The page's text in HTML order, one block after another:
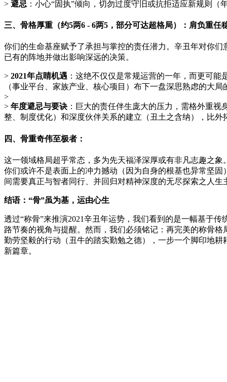
> 避忌 ：小心“固执”倾向，切勿过度守旧或抗拒适应新规则
三、骨格厚重（约5两6 - 6两5，部分可达超格局）：肩负重任
你们的生命基座赋予了承担与掌控的责任潜力。辛丑年对你们
已有的阵地并做出影响深远的决策。
> 2021年点睛机遇 ：这绝不仅仅是常规运营的一年，而更可能
（事业平台、家族产业、核心项目）布下一盘深思熟虑的大
>
> 年度避忌与要诀 ：巨大的责任伴生庞大的压力，需格外重
整、制度优化）和深度伙伴关系的建立（丑土之含纳），比
四、骨重奇伟至极者：
这一领域格局超乎常态，多为先天福泽深厚或有非凡志趣之
你们或许不是表面上的冲力撼动（因为自身的根基也异常坚
间需要真正与智者同行、并回归对精神深度的无尽探索之人生
结语：“骨”虽为基，运由心生
透过“称骨”来推演2021辛丑年运势，我们看到的是一幅基于
路节奏的视角与提醒。然而，我们必须铭记：再完美的称骨
勤劳坚毅的行动（丑牛的踏实勤勉之德），一步一个脚印地
新篇章。